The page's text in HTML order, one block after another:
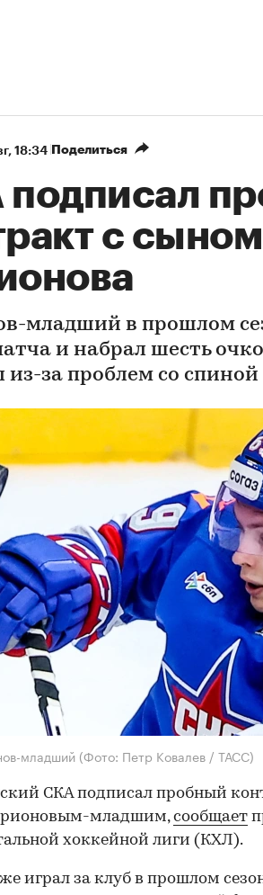
18:34 Поделиться
с
младший в прошлом
и набрал шесть
из-за проблем со спиной
младший (Фото: Петр Ковалев / ТАСС)
СКА подписал пробный
младшим,сообщает
хоккейной лиги (КХЛ).
играл за клуб в прошлом